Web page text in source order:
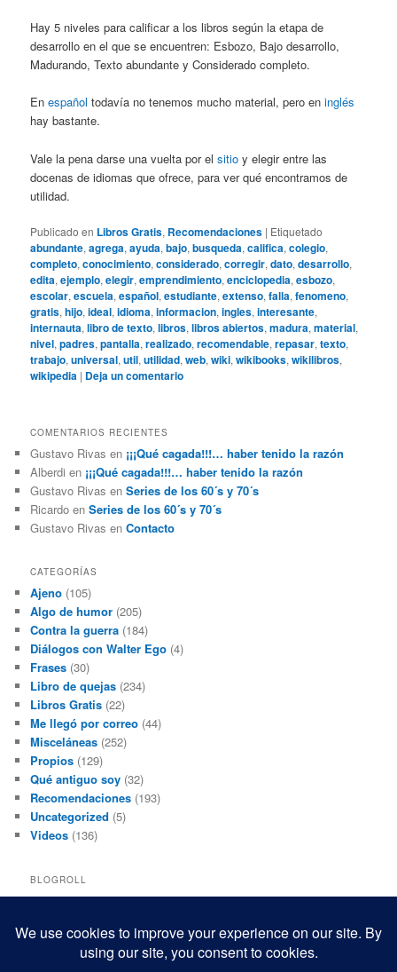
Hay 5 niveles para calificar a los libros según la etapa de
desarrollo en el que se encuentren: Esbozo, Bajo desarrollo,
Madurando, Texto abundante y Considerado completo.
Enespañol todavía no tenemos mucho material, pero eninglés
hay bastante.
Vale la pena darse una vuelta por elsitio y elegir entre las
docenas de idiomas que ofrece, para ver qué encontramos de
utilidad.
Publicado en Libros Gratis, Recomendaciones | Etiquetado
abundante,agrega,ayuda,bajo,busqueda,califica,colegio,
completo,conocimiento,considerado,corregir,dato,desarrollo,
edita,ejemplo,elegir,emprendimiento,enciclopedia,esbozo,
escolar,escuela,español,estudiante,extenso,falla,fenomeno,
gratis,hijo,ideal,idioma,informacion,ingles,interesante,
internauta,libro de texto,libros,libros abiertos,madura,material,
nivel,padres,pantalla,realizado,recomendable,repasar,texto,
trabajo,universal,util,utilidad,web,wiki,wikibooks,wikilibros,
wikipedia | Deja un comentario
COMENTARIOS RECIENTES
Gustavo Rivas en ¡¡¡Qué cagada!!!… haber tenido la razón
Alberdi en ¡¡¡Qué cagada!!!… haber tenido la razón
Gustavo Rivas enSeries de los 60´s y 70´s
Ricardo enSeries de los 60´s y 70´s
Gustavo Rivas enContacto
CATEGORÍAS
Ajeno (105)
Algo de humor (205)
Contra la guerra (184)
Diálogos con Walter Ego (4)
Frases (30)
Libro de quejas (234)
Libros Gratis (22)
Me llegó por correo (44)
Misceláneas (252)
Propios (129)
Qué antiguo soy (32)
Recomendaciones (193)
Uncategorized (5)
Videos (136)
BLOGROLL
Black and White Power
Mis macrofotografías
Teresita Rivas